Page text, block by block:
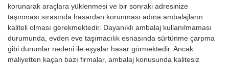
korunarak araçlara yüklenmesi ve bir sonraki adresinize
taşınması sırasında hasardan korunması adına ambalajların
kaliteli olması gerekmektedir. Dayanıklı ambalaj kullanılmaması
durumunda, evden eve taşımacılık esnasında sürtünme çarpma
gibi durumlar nedeni ile eşyalar hasar görmektedir. Ancak
maliyetten kaçan bazı firmalar, ambalaj konusunda kalitesiz